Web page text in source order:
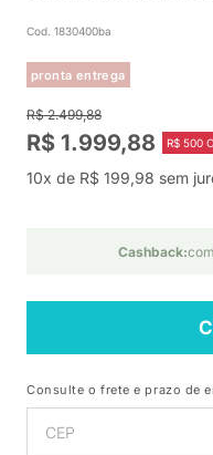
Cod. 1830400ba
pronta entrega
R$ 2.499,88
R$ 1.999,88 R$ 500
10x de R$ 199,98 sem
Cashback:
Consulte o frete e prazo de